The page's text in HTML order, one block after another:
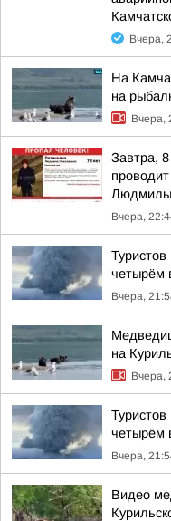
Вчера,
На
на
Вчера,
Завтра,
Людмилы
Вчера,
четырём
Вчера,
на
Вчера,
четырём
Вчера,
Видео